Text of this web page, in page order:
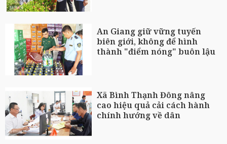
An Giang giữ vững tuyến
biên giới, không để hình
thành "điểm nóng" buôn lậu
Xã Bình Thạnh Đông nâng
cao hiệu quả cải cách hành
chính hướng về dân